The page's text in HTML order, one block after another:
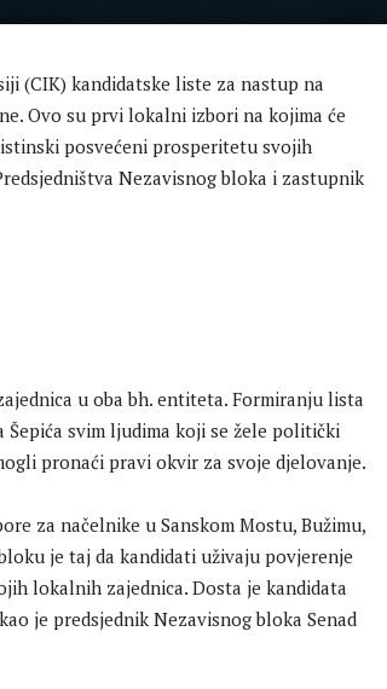
(CIK) kandidatske liste za nastup na
Ovo su prvi lokalni izbori na kojima će
posvećeni prosperitetu svojih
Nezavisnog bloka i zastupnik
u oba bh. entiteta. Formiranju lista
svim ljudima koji se žele politički
pronaći pravi okvir za svoje djelovanje.
za načelnike u Sanskom Mostu, Bužimu,
je taj da kandidati uživaju povjerenje
lokalnih zajednica. Dosta je kandidata
je predsjednik Nezavisnog bloka Senad